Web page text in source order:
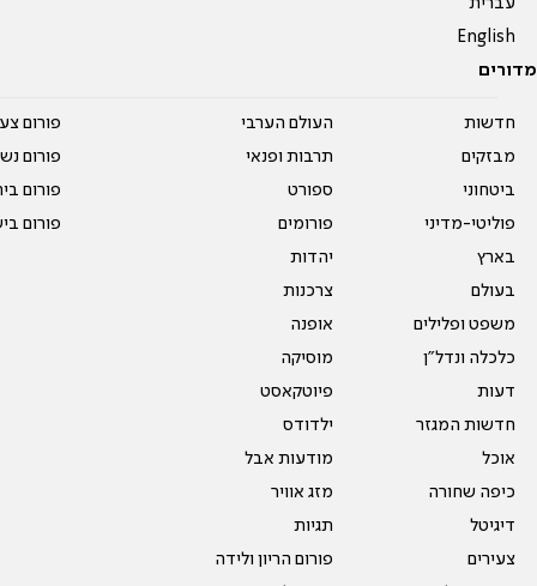
עברית
English
מדורים
חדשות
מבזקים
ביטחוני
פוליטי-מדיני
בארץ
בעולם
משפט ופלילים
כלכלה ונדל"ן
דעות
חדשות המגזר
אוכל
כיפה שחורה
דיגיטל
צעירים
העולם הערבי
תרבות ופנאי
ספורט
פורומים
יהדות
צרכנות
אופנה
מוסיקה
פיוטקאסט
ילדודס
מודעות אבל
מזג אוויר
תגיות
פורום הריון ולידה
פורום
פורום
פורום
פורום